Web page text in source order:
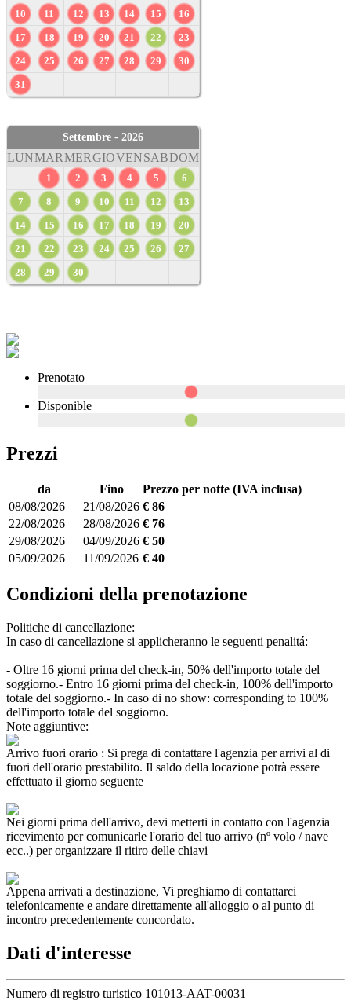
10 11 12 13 14 15
16
17
18 19 20 21 22
23
24
25 26 27 28 29
30
31
Settembre - 2026
LUNMARMERGIOVENSABDOM
1 2 3 4 5
6
7
8 9 10 11 12
13
14
15 16 17 18 19
20
21
22 23 24 25 26
27
28
29 30
Prenotato
Disponible
Prezzi
da Fino
Prezzo per notte (IVA inclusa)
08/08/2026
21/08/2026 € 86
22/08/2026
28/08/2026 € 76
29/08/2026
04/09/2026 € 50
05/09/2026
11/09/2026 € 40
Condizioni della prenotazione
Politiche di cancellazione:
In caso di cancellazione si applicheranno le seguenti penalitá:
- Oltre 16 giorni prima del check-in, 50% dell'importo totale del
soggiorno.- Entro 16 giorni prima del check-in, 100% dell'importo
totale del soggiorno.- In caso di no show: corresponding to 100%
dell'importo totale del soggiorno.
Note aggiuntive:
Arrivo fuori orario : Si prega di contattare l'agenzia per arrivi al di
fuori dell'orario prestabilito. Il saldo della locazione potrà essere
effettuato il giorno seguente
Nei giorni prima dell'arrivo, devi metterti in contatto con l'agenzia
ricevimento per comunicarle l'orario del tuo arrivo (nº volo / nave
ecc..) per organizzare il ritiro delle chiavi
Appena arrivati a destinazione, Vi preghiamo di contattarci
telefonicamente e andare direttamente all'alloggio o al punto di
incontro precedentemente concordato.
Dati d'interesse
Numero di registro turistico 101013-AAT-00031